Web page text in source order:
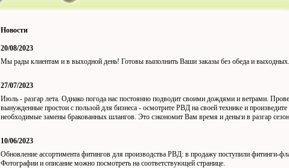
Новости
20/08/2023
Мы рады клиентам и в выходной день! Готовы выполнить Ваши заказы без обеда и выходных.
27/07/2023
Июль - разгар лета. Однако погода нас постоянно подводит своими дождями и ветрами.
вынужденные простои с пользой для бизнеса - осмотрите РВД на своей технике и произведите
необходимые замены бракованных шлангов. Это сэкономит Вам время и деньги в разгар
10/06/2023
Обновление ассортимента фитингов для производства РВД: в продажу поступили фитинги-
Фотографии и описание можно посмотреть на соответствующей странице.